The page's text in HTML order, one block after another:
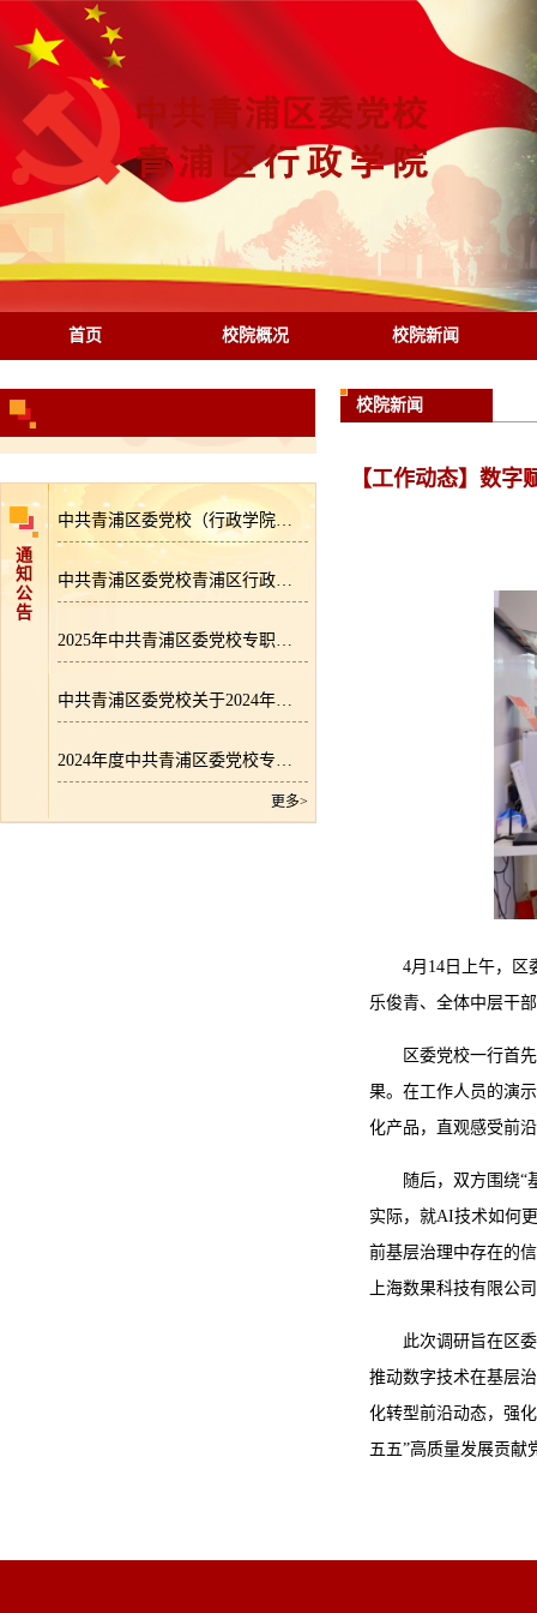
首页 校院概况 校院新闻
通
知
公
告
中共青浦区委党校（行政学院）关于2025年度逾期尚未支付中小企业款项的说明
中共青浦区委党校青浦区行政学院2026年专职教师招聘公告
2025年中共青浦区委党校专职教师招聘拟录用人员公示
中共青浦区委党校关于2024年度逾期尚未支付中小企业款项的说明
2024年度中共青浦区委党校专职教师招聘成绩公示
更多>
校院新闻
【工作动态】数
4月14日上午，区
乐俊青、全体中层干
区委党校一行首
果。在工作人员的演
化产品，直观感受前
随后，双方围绕“
实际，就AI技术如何
前基层治理中存在的
上海数果科技有限公
此次调研旨在区
推动数字技术在基层
化转型前沿动态，强
五五”高质量发展贡献